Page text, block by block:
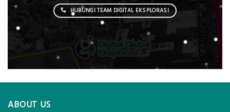
HUBUNGI TEAM DIGITAL EKSPLORASI
ABOUT US